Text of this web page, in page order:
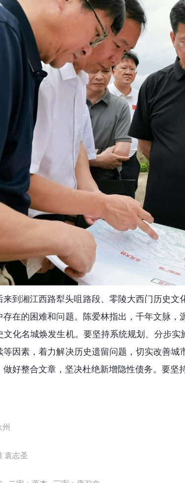
来到湘江西路犁头咀路段、零陵大西门历史
存在的困难和问题。陈爱林指出，千年文脉
文化名城焕发生机。要坚持系统规划、分步
等因素，着力解决历史遗留问题，切实改善
好整合文章，坚决杜绝新增隐性债务。要坚
袁志圣